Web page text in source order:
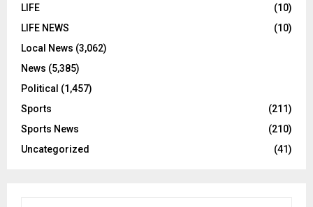
LIFE
(10)
LIFE NEWS
(10)
Local News (3,062)
News (5,385)
Political (1,457)
Sports
(211)
Sports News
(210)
Uncategorized
(41)